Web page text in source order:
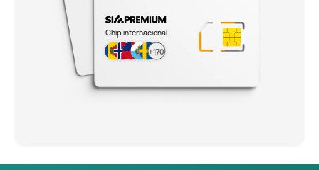
Chip internacional
+170